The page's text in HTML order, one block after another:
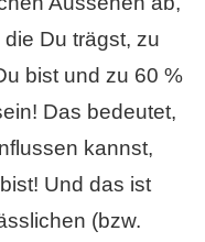
Du trägst, zu
bist und zu 60 %
Das bedeutet,
kannst,
Und das ist
(bzw.